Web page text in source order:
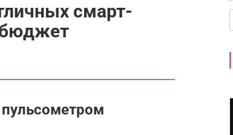
смарт-
бюджет